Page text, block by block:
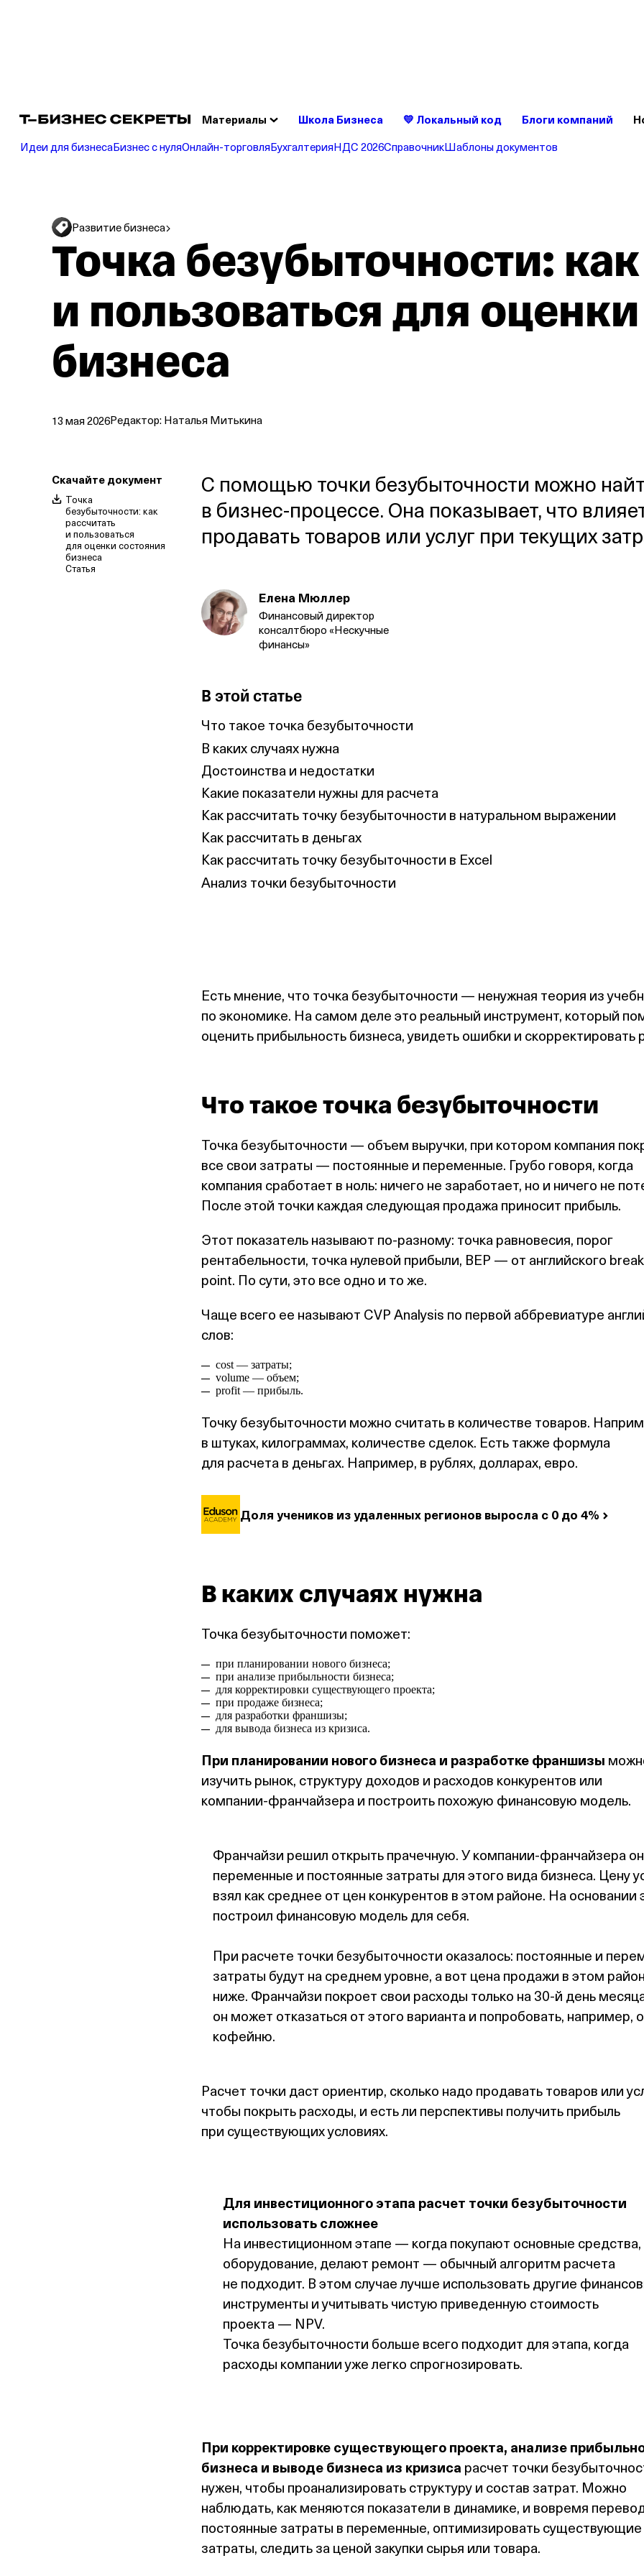
Материалы Школа Бизнеса 💛 Локальный код Блоги компаний
Идеи для бизнесаБизнес с нуляОнлайн‑торговляБухгалтерияНДС 2026СправочникШаблоны документов
Развитие бизнеса
Точка безубыточности:
и пользоваться для
бизнеса
13 мая 2026Редактор:Наталья Митькина
Скачайте документ
Точка
безубыточности: как
рассчитать
и пользоваться
для оценки состояния
бизнеса
Статья
С помощью точки безубыточности можно
в бизнес‑процессе. Она показывает, что
продавать товаров или услуг при текущих
Елена Мюллер
Финансовый директор
консалтбюро «Нескучные
финансы»
В этой статье
Что такое точка безубыточности
В каких случаях нужна
Достоинства и недостатки
Какие показатели нужны для расчета
Как рассчитать точку безубыточности в натуральном выражении
Как рассчитать в деньгах
Как рассчитать точку безубыточности в Excel
Анализ точки безубыточности
Есть мнение, что точка безубыточности — ненужная теория из
по экономике. На самом деле это реальный инструмент, который
оценить прибыльность бизнеса, увидеть ошибки и скорректировать
Что такое точка безубыточности
Точка безубыточности — объем выручки, при котором компания
все свои затраты — постоянные и переменные. Грубо говоря, когда
компания сработает в ноль: ничего не заработает, но и ничего не
После этой точки каждая следующая продажа приносит прибыль.
Этот показатель называют по‑разному: точка равновесия, порог
рентабельности, точка нулевой прибыли, BEP — от английского
point. По сути, это все одно и то же.
Чаще всего ее называют CVP Analysis по первой аббревиатуре
слов:
cost — затраты;
volume — объем;
profit — прибыль.
Точку безубыточности можно считать в количестве товаров.
в штуках, килограммах, количестве сделок. Есть также формула
для расчета в деньгах. Например, в рублях, долларах, евро.
Доля учеников из удаленных регионов выросла с 0 до4%
В каких случаях нужна
Точка безубыточности поможет:
при планировании нового бизнеса;
при анализе прибыльности бизнеса;
для корректировки существующего проекта;
при продаже бизнеса;
для разработки франшизы;
для вывода бизнеса из кризиса.
При планировании нового бизнеса и разработке франшизы
изучить рынок, структуру доходов и расходов конкурентов или
компании‑франчайзера и построить похожую финансовую модель.
Франчайзи решил открыть прачечную. У компании‑франчайзера
переменные и постоянные затраты для этого вида бизнеса. Цену
взял как среднее от цен конкурентов в этом районе. На основании
построил финансовую модель для себя.
При расчете точки безубыточности оказалось: постоянные и
затраты будут на среднем уровне, а вот цена продажи в этом
ниже. Франчайзи покроет свои расходы только на 30‑й день
он может отказаться от этого варианта и попробовать, например,
кофейню.
Расчет точки даст ориентир, сколько надо продавать товаров или
чтобы покрыть расходы, и есть ли перспективы получить прибыль
при существующих условиях.
Для инвестиционного этапа расчет точки безубыточности
использовать сложнее
На инвестиционном этапе — когда покупают основные средства,
оборудование, делают ремонт — обычный алгоритм расчета
не подходит. В этом случае лучше использовать другие
инструменты и учитывать чистую приведенную стоимость
проекта — NPV.
Точка безубыточности больше всего подходит для этапа, когда
расходы компании уже легко спрогнозировать.
При корректировке существующего проекта, анализе
бизнеса и выводе бизнеса из кризиса расчет точки
нужен, чтобы проанализировать структуру и состав затрат. Можно
наблюдать, как меняются показатели в динамике, и вовремя
постоянные затраты в переменные, оптимизировать существующие
затраты, следить за ценой закупки сырья или товара.